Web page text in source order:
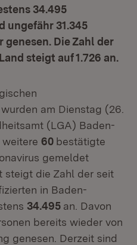
34.495
ungefähr 31.345
genesen. Die Zahl der
steigt auf 1.726 an.
am Dienstag (26.
(LGA) Baden-
60 bestätigte
gemeldet
steigt die Zahl der seit
in Baden-
34.495 an. Davon
bereits wieder von
genesen. Derzeit sind